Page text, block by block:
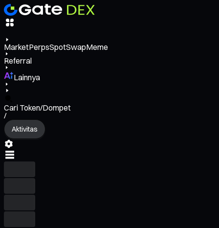
MarketPerpsSpotSwapMeme
Referral
Lainnya
Cari Token/Dompet
/
Aktivitas